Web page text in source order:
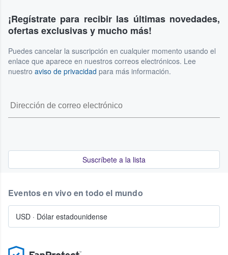
¡Regístrate para recibir las últimas novedades,
ofertas exclusivas y mucho más!
Puedes cancelar la suscripción en cualquier momento usando el
enlace que aparece en nuestros correos electrónicos. Lee
nuestro aviso de privacidad para más información.
Suscríbete a la lista
Eventos en vivo en todo el mundo
USD · Dólar estadounidense